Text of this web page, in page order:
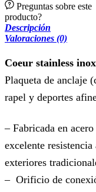
Preguntas sobre este
producto?
Descripción
Valoraciones (0)
Coeur stainless
Plaqueta de anclaje
rapel y deportes
– Fabricada en
excelente
exteriores
– Orificio de